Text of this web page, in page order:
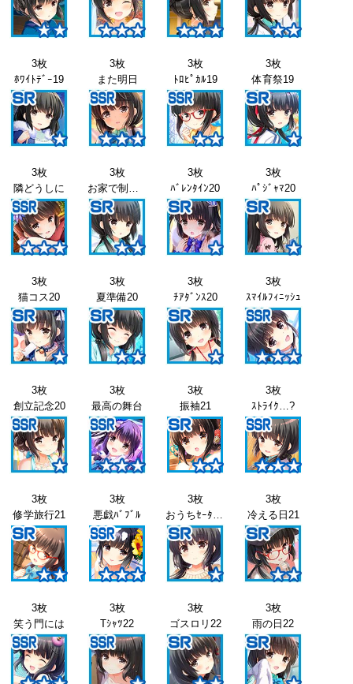
3枚
ﾎﾜｲﾄﾃﾞｰ19
3枚
また明日
3枚
ﾄﾛﾋﾟｶﾙ19
3枚
体育祭19
3枚
隣どうしに
3枚
お家で制服19
3枚
ﾊﾞﾚﾝﾀｲﾝ20
3枚
ﾊﾟｼﾞｬﾏ20
3枚
猫コス20
3枚
夏準備20
3枚
ﾁｱﾀﾞﾝｽ20
3枚
ｽﾏｲﾙﾌｨﾆｯｼｭ
3枚
創立記念20
3枚
最高の舞台
3枚
振袖21
3枚
ｽﾄﾗｲｸ…?
3枚
修学旅行21
3枚
悪戯ﾊﾞﾌﾞﾙ
3枚
おうちｾｰﾀｰ21
3枚
冷える日21
3枚
笑う門には
3枚
Tｼｬﾂ22
3枚
ゴスロリ22
3枚
雨の日22